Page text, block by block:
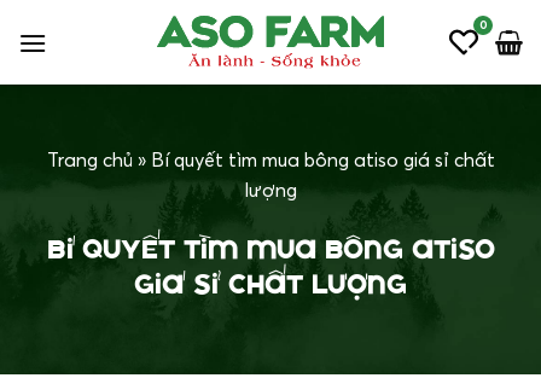
qua
0
Trang chủ » Bí quyết tìm mua bông atiso giá sỉ chất
lượng
Bí quyết tìm mua bông atiso
giá sỉ chất lượng